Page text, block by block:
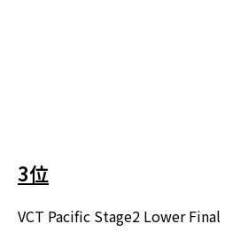
3位
VCT Pacific Stage2 Lower Final